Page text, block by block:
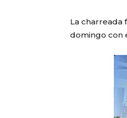
La charreada
domingo con